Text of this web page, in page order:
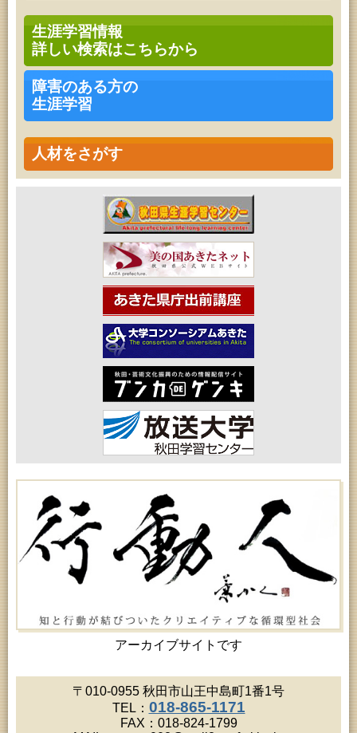
生涯学習情報
詳しい検索はこちらから
障害のある方の
生涯学習
人材をさがす
アーカイブサイトです
青少年・家庭・成人教育「不思議アートのぞき箱ワ
ークショップ」
2026年08月09日 (秋田市)
青少年・家庭・成人教育「不思議アートのぞき箱ワ
ークショップ」
2026年08月11日 (秋田市)
令和8年度 椎名雄一郎オルガンレクチャーコンサー
ト
2026年08月14日 (秋田市)
成人教育「古文書解読講座」
2026年08月15日 (秋田市)
乳幼児教育「作ってあそぼう工作会『レインボース
ティック』を作ろう！」
2026年08月15日 (秋田市)
乳幼児教育「パンダのえほん修理屋さん」
2026年08月15日 (秋田市)
乳幼児教育・青少年教育「おはなしの会」
2026年08月17日 (秋田市)
家庭教育「わくわく家族講座」
2026年08月17日 (秋田市)
女性教育「ミセスセミナー大住」
2026年08月17日 (秋田市)
高齢者教育「茨島七丁目地区高齢者学級」
2026年08月18日 (秋田市)
高齢者教育「秋田おもと高齢者大学」
2026年08月18日 (秋田市)
女性教育「保戸野女性学級」
2026年08月18日 (秋田市)
高齢者教育「泉地区高齢者学級」
2026年08月18日 (秋田市)
乳幼児・青少年教育「おはなしの会」
2026年08月18日 (秋田市)
乳幼児教育「ペンギン幼児学級」
2026年08月19日 (秋田市)
高齢者教育「北部高齢者大学」
2026年08月19日 (秋田市)
高齢者教育「川尻地区高齢者学級」
2026年08月19日 (秋田市)
女性教育「ひろば女性学級」
2026年08月19日 (秋田市)
成人教育「市民大学講座『佐竹史料館展示資料から
2026年08月20日 (秋田市)
女性教育「女性セミナー『ゆうわ』」
2026年08月20日 (秋田市)
2026年08月20日 (秋田市)
女性教育「八橋ひまわり女性学級」
2026年08月20日 (秋田市)
乳幼児教育「カンガルー乳幼児学級」
〒010-0955 秋田市山王中島町1番1号
TEL： 018-865-1171
FAX：018-824-1799